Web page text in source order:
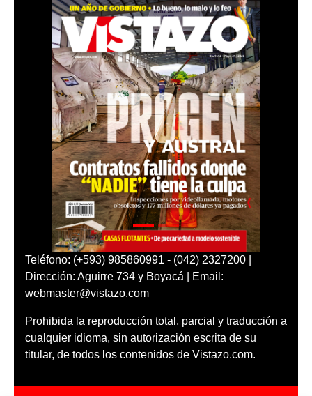
Teléfono: (+593) 985860991 - (042) 2327200 |
Dirección: Aguirre 734 y Boyacá | Email:
webmaster@vistazo.com
Prohibida la reproducción total, parcial y traducción a
cualquier idioma, sin autorización escrita de su
titular, de todos los contenidos de Vistazo.com.